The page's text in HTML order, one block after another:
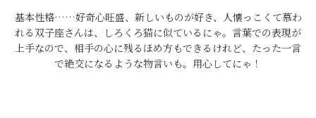
基本性格……好奇心旺盛、新しいものが好き、人懐っこくて慕わ
れる双子座さんは、しろくろ猫に似ているにゃ。言葉での表現が
上手なので、相手の心に残るほめ方もできるけれど、たった一言
で絶交になるような物言いも。用心してにゃ！